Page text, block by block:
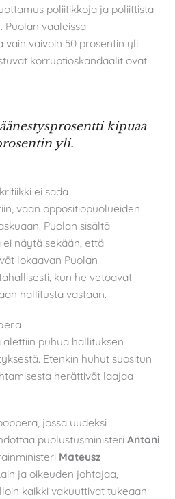
poliitikkoja ja poliittista
Puolan vaaleissa
vaivoin 50 prosentin yli.
korruptioskandaalit ovat
kipuaa
yli.
ei sada
vaan oppositiopuolueiden
Puolan sisältä
näytä sekään, että
lokaavan Puolan
kun he vetoavat
hallitusta vastaan.
puhua hallituksen
Etenkin huhut suositun
herättivät laajaa
jossa uudeksi
puolustusministeri Antoni
Mateusz
ja oikeuden johtajaa,
kaikki vakuuttivat tukeaan